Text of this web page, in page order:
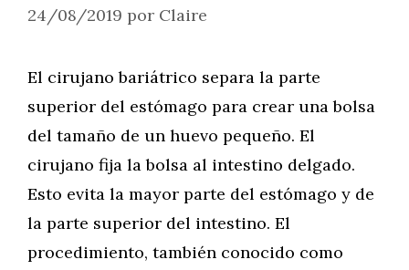
24/08/2019 por Claire
El cirujano bariátrico separa la parte
superior del estómago para crear una bolsa
del tamaño de un huevo pequeño. El
cirujano fija la bolsa al intestino delgado.
Esto evita la mayor parte del estómago y de
la parte superior del intestino. El
procedimiento, también conocido como